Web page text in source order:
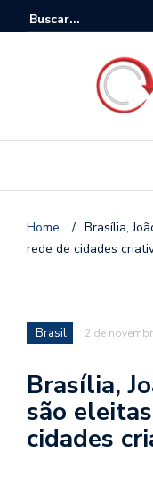
Home / Brasília,
rede de cidades
Brasil 2 de
Brasília,
são
cidades